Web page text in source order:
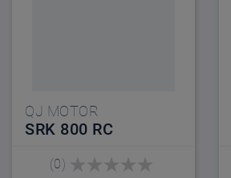
(0)
QJ MOTOR
SRK 800 RC